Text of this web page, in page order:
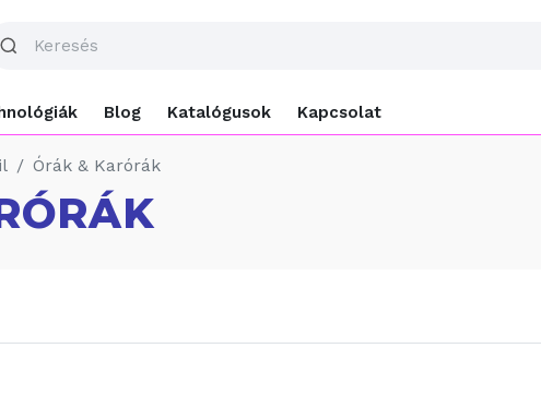
Blog Katalógusok Kapcsolat
Órák & Karórák